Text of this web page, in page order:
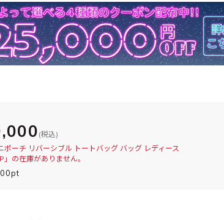
(税込)
ポーチ リバーシブル トートバッグ バッグ レディース
の在庫がありません。